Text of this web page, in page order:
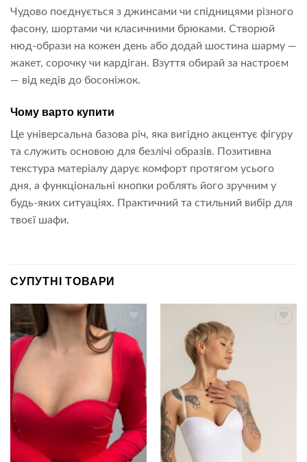
Чудово поєднується з джинсами чи спідницями різного
фасону, шортами чи класичними брюками. Створюй
нюд-образи на кожен день або додай шостина шарму —
жакет, сорочку чи кардіган. Взуття обирай за настроєм
— від кедів до босоніжок.
Чому варто купити
Це універсальна базова річ, яка вигідно акцентує фігуру
та служить основою для безлічі образів. Позитивна
текстура матеріалу дарує комфорт протягом усього
дня, а функціональні кнопки роблять його зручним у
будь-яких ситуаціях. Практичний та стильний вибір для
твоєї шафи.
СУПУТНІ ТОВАРИ